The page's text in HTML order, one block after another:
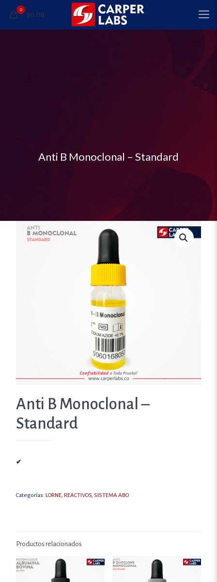
0
$0.00
Anti B Monoclonal – Standard
Anti B Monoclonal –
Standard
✔
Categorías: LORNE, REACTIVOS, SISTEMA ABO
Productos relacionados